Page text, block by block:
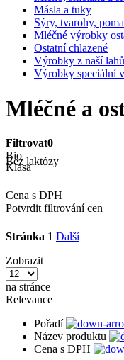
Másla a tuky
Sýry, tvarohy,
Mléčné výrobky
Ostatní chlazené
Výrobky z naší
Výrobky speciální
Mléčné a
Filtrovat0
Bio
Bez laktózy
Klasa
Cena s DPH
Potvrdit filtrování cen
Stránka 1 Další
Zobrazit
na stránce
Relevance
Pořadí
Název produktu
Cena s DPH